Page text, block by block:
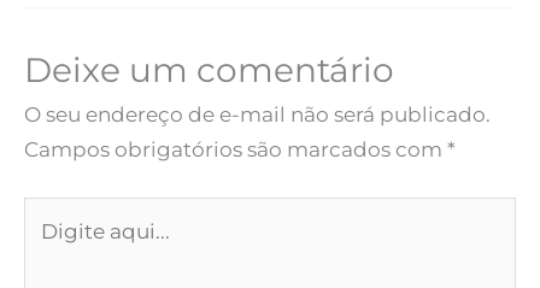
Deixe um comentário
O seu endereço de e-mail não será publicado.
Campos obrigatórios são marcados com *
aqui...